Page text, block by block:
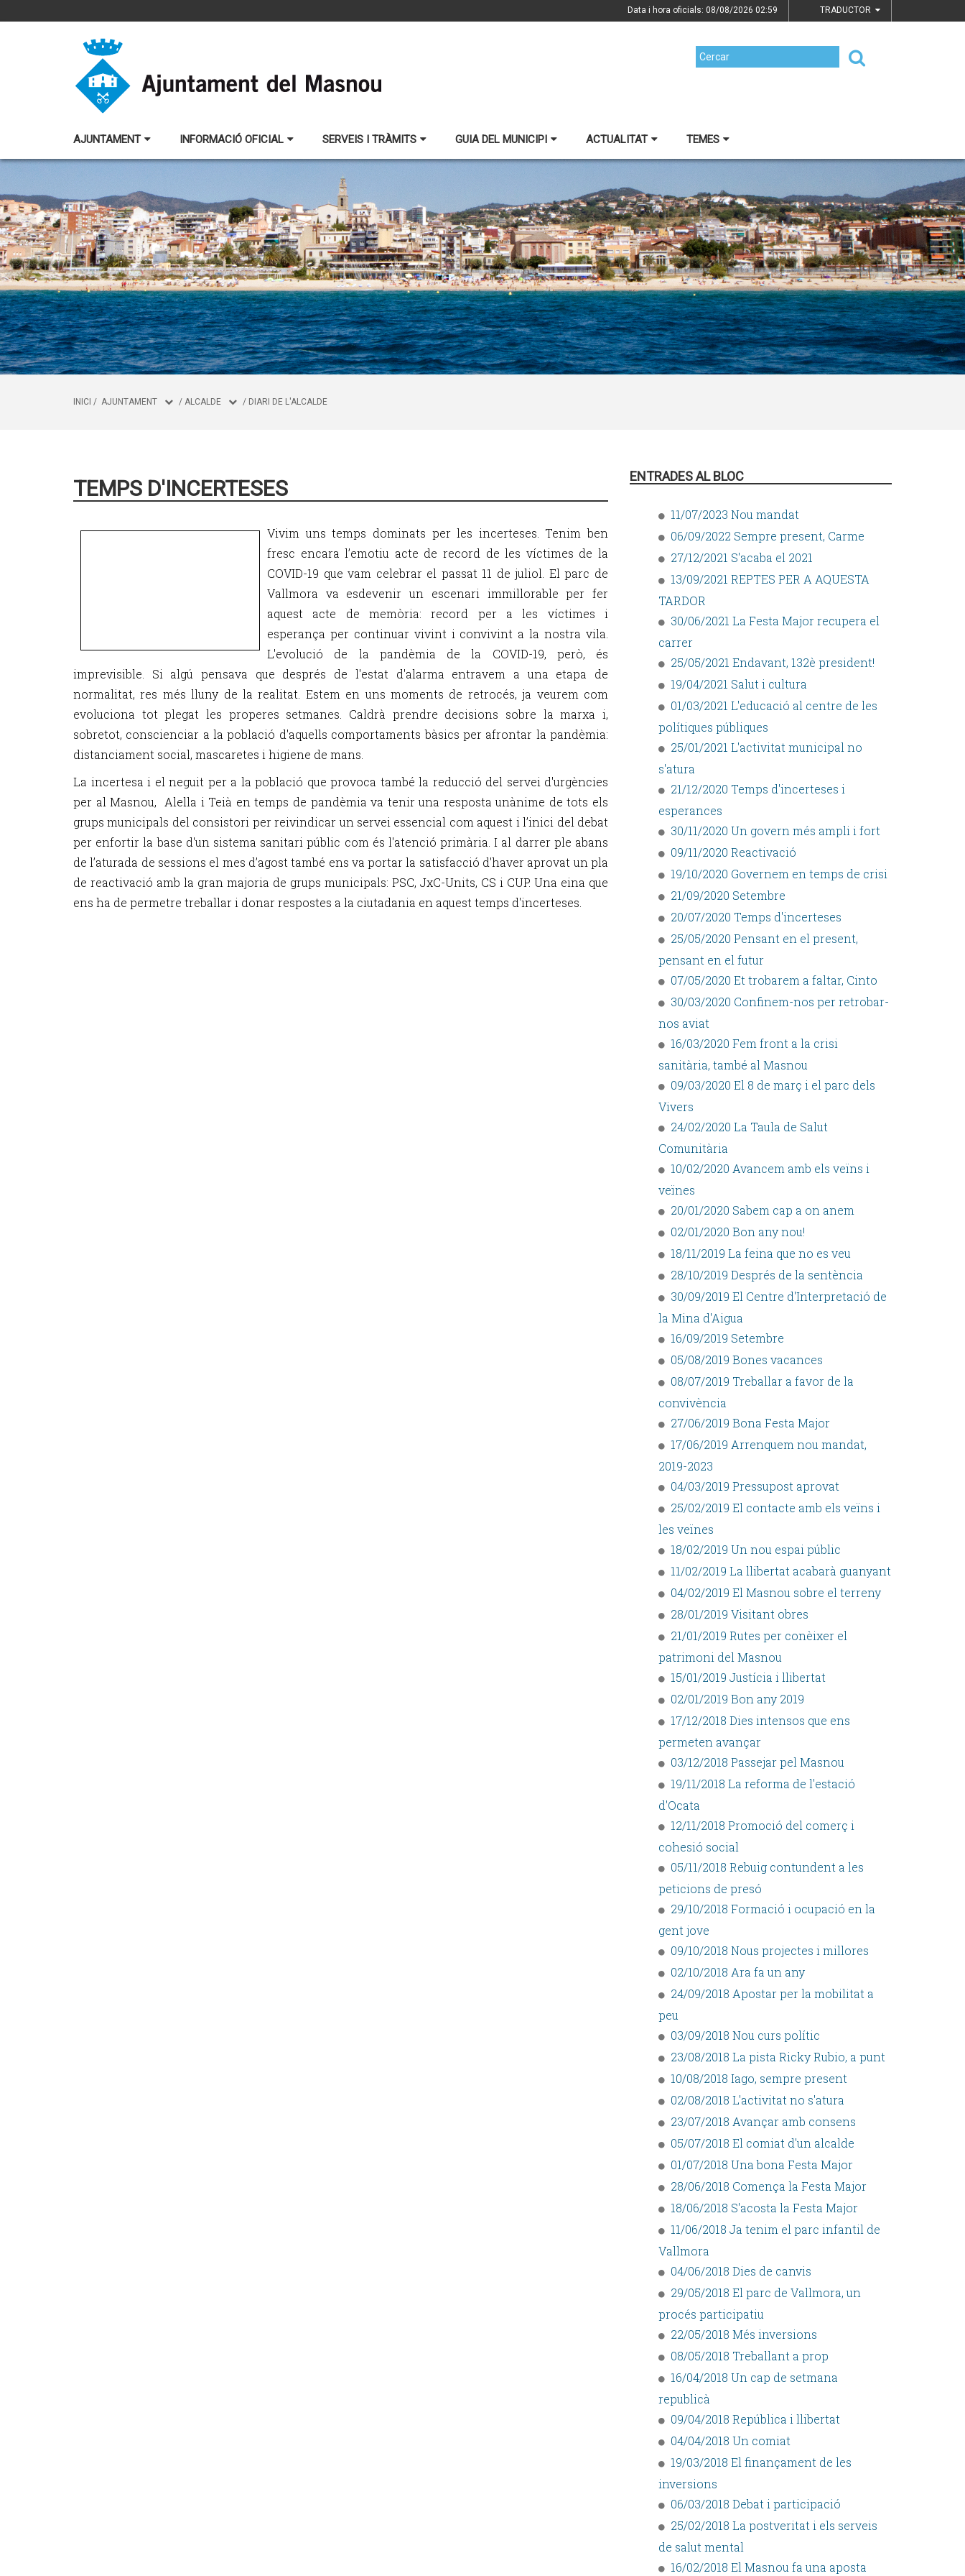
Data i hora oficials: 08/08/2026 02:59 TRADUCTOR
AJUNTAMENT INFORMACIÓ OFICIAL SERVEIS I TRÀMITS GUIA DEL MUNICIPI ACTUALITAT TEMES
INICI / AJUNTAMENT / ALCALDE / DIARI DE L'ALCALDE
TEMPS D'INCERTESES
Vivim uns temps dominats per les incerteses. Tenim ben
fresc encara l’emotiu acte de record de les víctimes de la
COVID-19 que vam celebrar el passat 11 de juliol. El parc de
Vallmora va esdevenir un escenari immillorable per fer
aquest acte de memòria: record per a les víctimes i
esperança per continuar vivint i convivint a la nostra vila.
L'evolució de la pandèmia de la COVID-19, però, és
imprevisible. Si algú pensava que després de l'estat d'alarma entravem a una etapa de
normalitat, res més lluny de la realitat. Estem en uns moments de retrocés, ja veurem com
evoluciona tot plegat les properes setmanes. Caldrà prendre decisions sobre la marxa i,
sobretot, conscienciar a la població d'aquells comportaments bàsics per afrontar la pandèmia:
distanciament social, mascaretes i higiene de mans.
La incertesa i el neguit per a la població que provoca també la reducció del servei d'urgències
per al Masnou, Alella i Teià en temps de pandèmia va tenir una resposta unànime de tots els
grups municipals del consistori per reivindicar un servei essencial com aquest i l’inici del debat
per enfortir la base d'un sistema sanitari públic com és l'atenció primària. I al darrer ple abans
de l’aturada de sessions el mes d’agost també ens va portar la satisfacció d'haver aprovat un pla
de reactivació amb la gran majoria de grups municipals: PSC, JxC-Units, CS i CUP. Una eina que
ens ha de permetre treballar i donar respostes a la ciutadania en aquest temps d'incerteses.
ENTRADES AL BLOC
11/07/2023 Nou mandat
06/09/2022 Sempre present, Carme
27/12/2021 S'acaba el 2021
13/09/2021 REPTES PER A AQUESTA
TARDOR
30/06/2021 La Festa Major recupera el
carrer
25/05/2021 Endavant, 132è president!
19/04/2021 Salut i cultura
01/03/2021 L'educació al centre de les
polítiques públiques
25/01/2021 L'activitat municipal no
s'atura
21/12/2020 Temps d'incerteses i
esperances
30/11/2020 Un govern més ampli i fort
09/11/2020 Reactivació
19/10/2020 Governem en temps de crisi
21/09/2020 Setembre
20/07/2020 Temps d'incerteses
25/05/2020 Pensant en el present,
pensant en el futur
07/05/2020 Et trobarem a faltar, Cinto
30/03/2020 Confinem-nos per retrobar-
nos aviat
16/03/2020 Fem front a la crisi
sanitària, també al Masnou
09/03/2020 El 8 de març i el parc dels
Vivers
24/02/2020 La Taula de Salut
Comunitària
10/02/2020 Avancem amb els veïns i
veïnes
20/01/2020 Sabem cap a on anem
02/01/2020 Bon any nou!
18/11/2019 La feina que no es veu
28/10/2019 Després de la sentència
30/09/2019 El Centre d'Interpretació de
la Mina d'Aigua
16/09/2019 Setembre
05/08/2019 Bones vacances
08/07/2019 Treballar a favor de la
convivència
27/06/2019 Bona Festa Major
17/06/2019 Arrenquem nou mandat,
2019-2023
04/03/2019 Pressupost aprovat
25/02/2019 El contacte amb els veïns i
les veïnes
18/02/2019 Un nou espai públic
11/02/2019 La llibertat acabarà guanyant
04/02/2019 El Masnou sobre el terreny
28/01/2019 Visitant obres
21/01/2019 Rutes per conèixer el
patrimoni del Masnou
15/01/2019 Justícia i llibertat
02/01/2019 Bon any 2019
17/12/2018 Dies intensos que ens
permeten avançar
03/12/2018 Passejar pel Masnou
19/11/2018 La reforma de l'estació
d'Ocata
12/11/2018 Promoció del comerç i
cohesió social
05/11/2018 Rebuig contundent a les
peticions de presó
29/10/2018 Formació i ocupació en la
gent jove
09/10/2018 Nous projectes i millores
02/10/2018 Ara fa un any
24/09/2018 Apostar per la mobilitat a
peu
03/09/2018 Nou curs polític
23/08/2018 La pista Ricky Rubio, a punt
10/08/2018 Iago, sempre present
02/08/2018 L'activitat no s'atura
23/07/2018 Avançar amb consens
05/07/2018 El comiat d'un alcalde
01/07/2018 Una bona Festa Major
28/06/2018 Comença la Festa Major
18/06/2018 S'acosta la Festa Major
11/06/2018 Ja tenim el parc infantil de
Vallmora
04/06/2018 Dies de canvis
29/05/2018 El parc de Vallmora, un
procés participatiu
22/05/2018 Més inversions
08/05/2018 Treballant a prop
16/04/2018 Un cap de setmana
republicà
09/04/2018 República i llibertat
04/04/2018 Un comiat
19/03/2018 El finançament de les
inversions
06/03/2018 Debat i participació
25/02/2018 La postveritat i els serveis
de salut mental
16/02/2018 El Masnou fa una aposta